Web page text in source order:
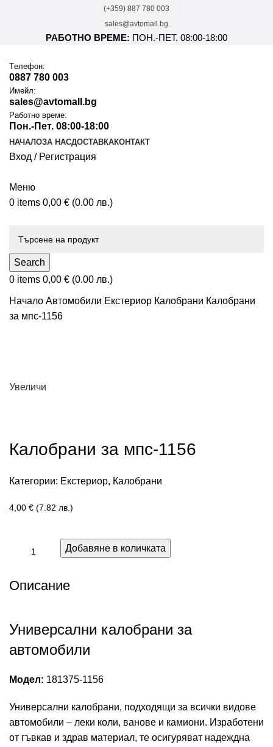
(+359) 887 780 003
sales@avtomall.bg
РАБОТНО ВРЕМЕ: ПОН.-ПЕТ. 08:00-18:00
Tелефон:
0887 780 003
Имейл:
sales@avtomall.bg
Работно време:
Пон.-Пет. 08:00-18:00
НАЧАЛОЗА НАСДОСТАВКАКОНТАКТ
Вход / Регистрация
Меню
0 items 0,00 € (0.00 лв.)
Search
0 items 0,00 € (0.00 лв.)
Начало Автомобили Екстериор Калобрани Калобрани
за мпс-1156
Увеличи
Калобрани за мпс-1156
Категории: Екстериор, Калобрани
4,00 € (7.82 лв.)
Добавяне в количката
Описание
Универсални калобрани за
автомобили
Модел: 181375-1156
Универсални калобрани, подходящи за всички видове
автомобили – леки коли, ванове и камиони. Изработени
от гъвкав и здрав материал, те осигуряват надеждна